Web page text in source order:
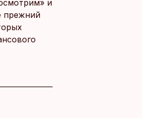
и
прежний